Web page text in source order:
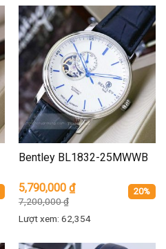
Bentley BL1832-25MWWB
5,790,000 ₫
7,200,000₫
20%
Lượt xem: 62,354